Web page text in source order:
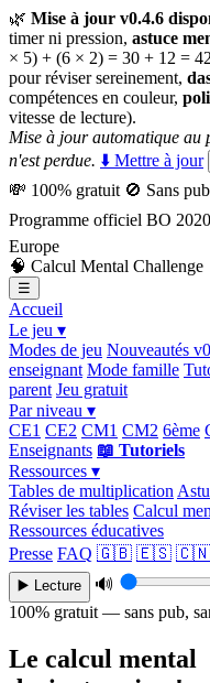
🌿 Mise à jour v0.4.6
timer ni pression, astuce
× 5) + (6 × 2) = 30 + 12 =
pour réviser sereinement,
compétences en couleur,
vitesse de lecture).
Mise à jour automatique au
n'est perdue. ⬇️ Mettre à jour
💸 100% gratuit 🚫 Sans
Programme officiel BO 2020
Europe
🧠 Calcul Mental Challenge
☰
Accueil
Le jeu ▾
Modes de jeu Nouveautés
enseignant Mode famille
parent Jeu gratuit
Par niveau ▾
CE1 CE2 CM1 CM2 6ème
Enseignants 📖 Tutoriels
Ressources ▾
Tables de multiplication
Réviser les tables Calcul
Ressources éducatives
Presse FAQ 🇬🇧 🇪🇸 🇨🇳
▶️ Lecture
🔊
100% gratuit — sans pub,
Le calcul mental